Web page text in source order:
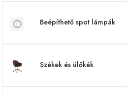
Beépíthető spot lámpák
Székek és ülőkék